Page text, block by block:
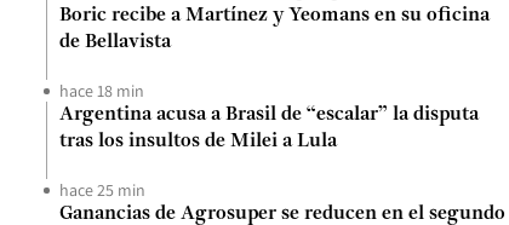
Boric recibe a Martínez y Yeomans en su oficina
de Bellavista
hace 18 min
Argentina acusa a Brasil de “escalar” la disputa
tras los insultos de Milei a Lula
hace 25 min
Ganancias de Agrosuper se reducen en el segundo